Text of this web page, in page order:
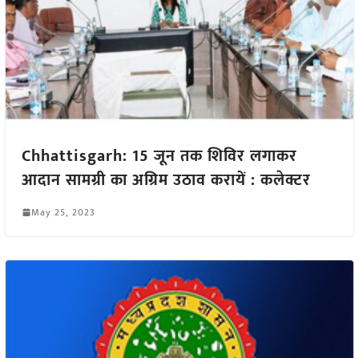
Chhattisgarh: 15 जून तक शिविर लगाकर
आदान सामग्री का अग्रिम उठाव करायें : कलेक्टर
May 25, 2023